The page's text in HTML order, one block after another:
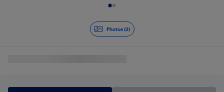
Photos (2)